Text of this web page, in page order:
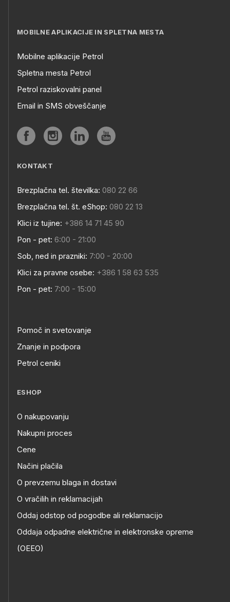
MOBILNE APLIKACIJE IN SPLETNA MESTA
Mobilne aplikacije Petrol
Spletna mesta Petrol
Petrol raziskovalni panel
Email in SMS obveščanje
KONTAKT
Brezplačna tel. številka: 080 22 66
Brezplačna tel. št. eShop: 080 22 13
Klici iz tujine: +386 14 71 45 90
Pon - pet: 6:00 - 21:00
Sob, ned in prazniki: 7:00 - 20:00
Klici za pravne osebe: +386 1 58 63 535
Pon - pet: 7:00 - 15:00
Pomoč in svetovanje
Znanje in podpora
Petrol ceniki
ESHOP
O nakupovanju
Nakupni proces
Cene
Načini plačila
O prevzemu blaga in dostavi
O vračilih in reklamacijah
Oddaj odstop od pogodbe ali reklamacijo
Oddaja odpadne električne in elektronske opreme
(OEEO)